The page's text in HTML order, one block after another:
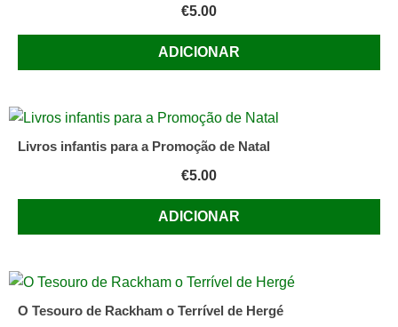
€5.00
ADICIONAR
Livros infantis para a Promoção de Natal
€5.00
ADICIONAR
O Tesouro de Rackham o Terrível de Hergé